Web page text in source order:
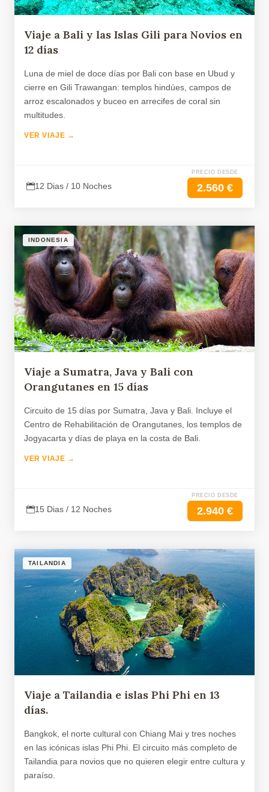
Viaje a Bali y las Islas Gili para Novios en
12 días
Luna de miel de doce días por Bali con base en Ubud y
cierre en Gili Trawangan: templos hindúes, campos de
arroz escalonados y buceo en arrecifes de coral sin
multitudes.
VER VIAJE →
12 Dias / 10 Noches
PRECIO DESDE
2.560 €
INDONESIA
Viaje a Sumatra, Java y Bali con
Orangutanes en 15 días
Circuito de 15 días por Sumatra, Java y Bali. Incluye el
Centro de Rehabilitación de Orangutanes, los templos de
Jogyacarta y días de playa en la costa de Bali.
VER VIAJE →
15 Dias / 12 Noches
PRECIO DESDE
2.940 €
TAILANDIA
Viaje a Tailandia e islas Phi Phi en 13
días.
Bangkok, el norte cultural con Chiang Mai y tres noches
en las icónicas islas Phi Phi. El circuito más completo de
Tailandia para novios que no quieren elegir entre cultura y
paraíso.